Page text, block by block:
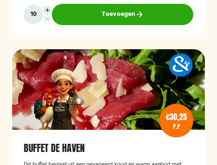
Toevoegen
€30,25
P.P
BUFFET DE HAVEN